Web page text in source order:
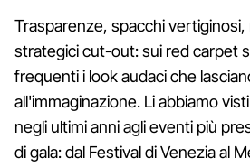
Trasparenze, spacchi vertiginosi,
strategici cut-out: sui red carpet
frequenti i look audaci che
all'immaginazione. Li abbiamo
negli ultimi anni agli eventi più
di gala: dal Festival di Venezia al